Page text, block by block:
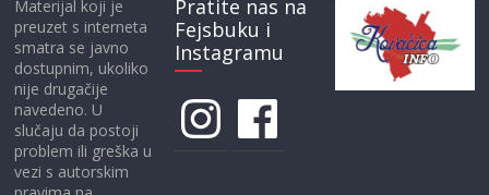
Materijal koji je
preuzet s interneta
smatra se javno
dostupnim, ukoliko
nije drugačije
navedeno. U
slučaju da postoji
problem ili greška u
vezi s autorskim
Pratite nas na
Fejsbuku i
Instagramu
InstagramFacebook